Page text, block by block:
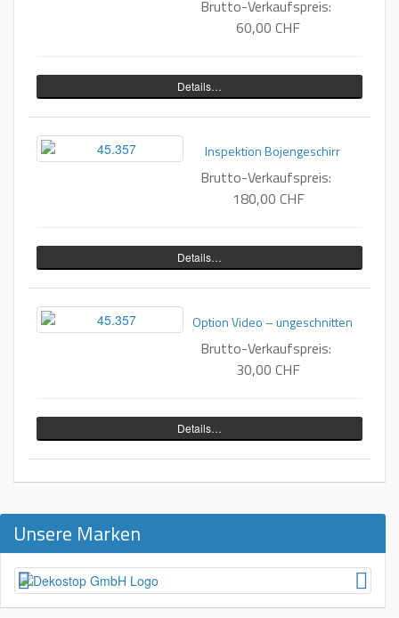
Brutto-Verkaufspreis:
60,00 CHF
Details…
Inspektion Bojengeschirr
Brutto-Verkaufspreis:
180,00 CHF
Details…
Option Video – ungeschnitten
Brutto-Verkaufspreis:
30,00 CHF
Details…
Unsere Marken